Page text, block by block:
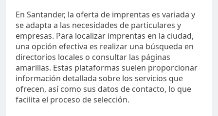
En Santander, la oferta de imprentas es variada y
se adapta a las necesidades de particulares y
empresas. Para localizar imprentas en la ciudad,
una opción efectiva es realizar una búsqueda en
directorios locales o consultar las páginas
amarillas. Estas plataformas suelen proporcionar
información detallada sobre los servicios que
ofrecen, así como sus datos de contacto, lo que
facilita el proceso de selección.